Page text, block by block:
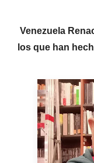
Venezuela
los que han